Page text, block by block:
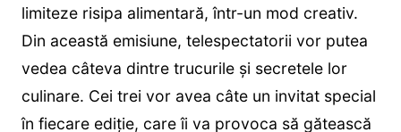
limiteze risipa alimentară, într-un mod creativ.
Din această emisiune, telespectatorii vor putea
vedea câteva dintre trucurile și secretele lor
culinare. Cei trei vor avea câte un invitat special
în fiecare ediție, care îi va provoca să gătească